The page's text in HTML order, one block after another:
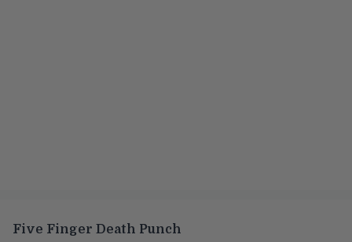
Five Finger Death Punch